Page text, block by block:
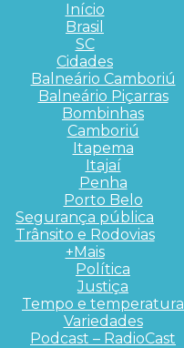
Início
Brasil
SC
Cidades
Balneário Camboriú
Balneário Piçarras
Bombinhas
Camboriú
Itapema
Itajaí
Penha
Porto Belo
Segurança pública
Trânsito e Rodovias
+Mais
Política
Justiça
Tempo e temperatura
Variedades
Podcast – RadioCast